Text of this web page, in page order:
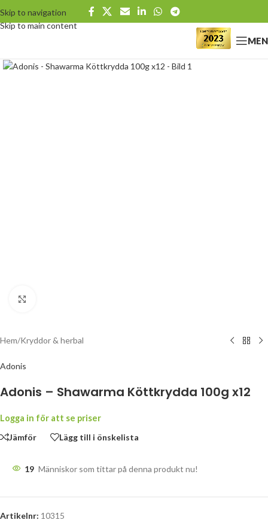
Skip to navigation
Skip to main content
Hem/Kryddor & herbal
Adonis
Adonis – Shawarma Köttkrydda 100g x12
Logga in för att se priser
Jämför
Lägg till i önskelista
19 Människor som tittar på denna produkt nu!
Artikelnr: 10315